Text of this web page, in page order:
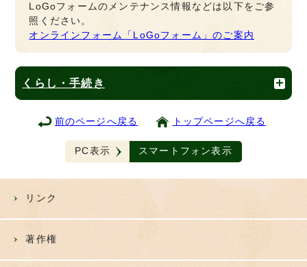
LoGoフォームのメンテナンス情報などは以下をご参
照ください。
オンラインフォーム「LoGoフォーム」のご案内
くらし・手続き
前のページへ戻る トップページへ戻る
PC表示 スマートフォン表示
リンク
著作権